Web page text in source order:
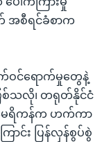
အစီရင်ခံစာက
ဝင်ရောက်မှုတွေနဲ့
စ်သလို၊ တရုတ်နိုင်ငံ
ေရိကန်က ဟက်ကာ
င်း ပြန်လှန်စွပ်စွဲ